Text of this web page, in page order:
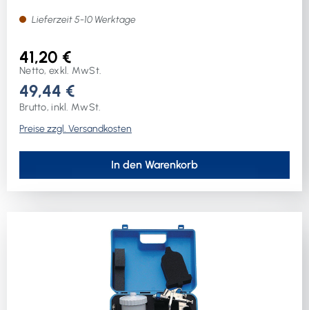
Lieferzeit 5-10 Werktage
41,20 €
Netto, exkl. MwSt.
49,44 €
Brutto, inkl. MwSt.
Preise zzgl. Versandkosten
In den Warenkorb